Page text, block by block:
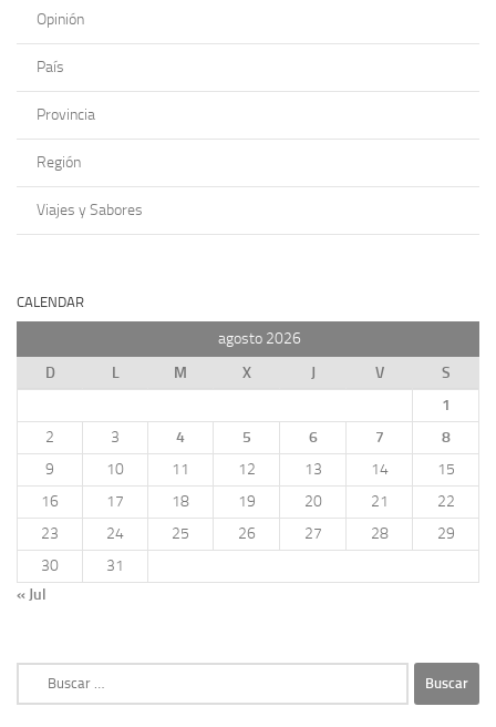
Opinión
País
Provincia
Región
Viajes y Sabores
CALENDAR
agosto 2026
D
L M X J V
S
1
2
3 4 5 6 7
8
9
10 11 12 13 14
15
16
17 18 19 20 21
22
23
24 25 26 27 28
29
30
31
« Jul